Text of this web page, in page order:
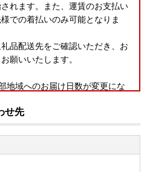
れます。また、運賃のお支払い
での着払いのみ可能となりま
品配送先をご確認いただき、お
願いいたします。
域へのお届け日数が変更にな
礼品配送を委託しているヤマト
木）受付分から、下記の地域へ
帯が変更となります。
クール便配送）につきまして
せ先